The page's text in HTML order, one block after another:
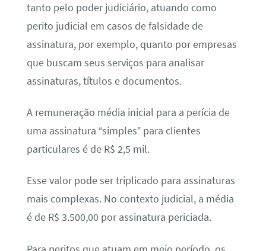
tanto pelo poder judiciário, atuando como
perito judicial em casos de falsidade de
assinatura, por exemplo, quanto por empresas
que buscam seus serviços para analisar
assinaturas, títulos e documentos.
A remuneração média inicial para a perícia de
uma assinatura “simples” para clientes
particulares é de R$ 2,5 mil.
Esse valor pode ser triplicado para assinaturas
mais complexas. No contexto judicial, a média
é de R$ 3.500,00 por assinatura periciada.